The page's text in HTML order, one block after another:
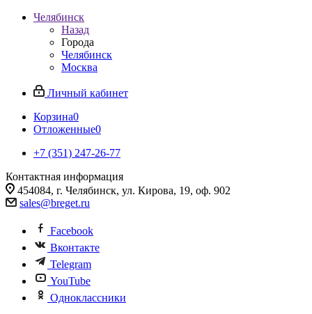
Челябинск
Назад
Города
Челябинск
Москва
Личный кабинет
Корзина0
Отложенные0
+7 (351) 247-26-77
Контактная информация
454084, г. Челябинск, ул. Кирова, 19, оф. 902
sales@breget.ru
Facebook
Вконтакте
Telegram
YouTube
Одноклассники